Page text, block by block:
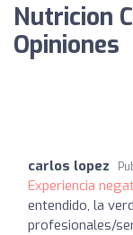
Nutricion
Opiniones
carlos lopez
Experiencia
entendido, la
profesionales/